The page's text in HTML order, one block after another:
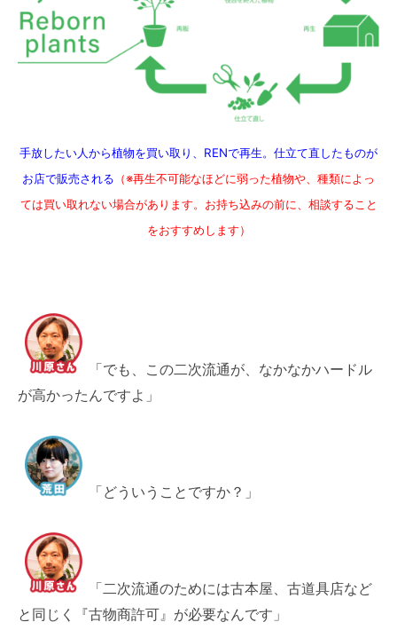
手放したい人から植物を買い取り、RENで再生。仕立て直したものが
お店で販売される （※再生不可能なほどに弱った植物や、種類によっ
ては買い取れない場合があります。お持ち込みの前に、相談すること
をおすすめします）
「でも、この二次流通が、なかなかハードル
が高かったんですよ」
「どういうことですか？」
「二次流通のためには古本屋、古道具店など
と同じく『古物商許可』が必要なんです」